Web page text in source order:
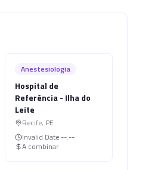
Anestesiologia
Hospital de
Referência - Ilha do
Leite
Recife, PE
Invalid Date --:--
A combinar